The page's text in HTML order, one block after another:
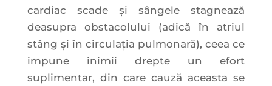
cardiac scade și sângele stagnează
deasupra obstacolului (adică în atriul
stâng și în circulația pulmonară), ceea ce
impune inimii drepte un efort
suplimentar, din care cauză aceasta se